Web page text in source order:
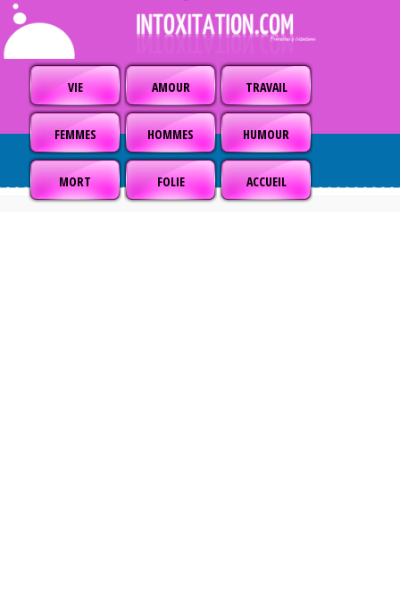
VIE AMOUR TRAVAIL
FEMMES HOMMES HUMOUR
MORT FOLIE ACCUEIL